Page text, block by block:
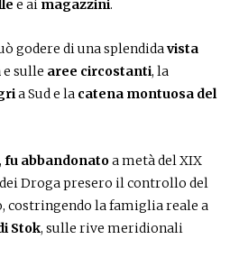
e ai magazzini.
godere di una splendidavista
e sulle aree circostanti, la
a Sud e la catena montuosa del
fu abbandonatoa metà del XIX
Droga presero il controllo del
costringendo la famiglia reale a
Stok, sulle rive meridionali